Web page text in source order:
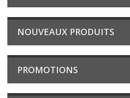
NOUVEAUX PRODUITS
PROMOTIONS